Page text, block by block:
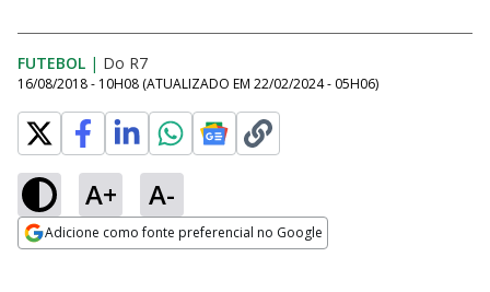
FUTEBOL | Do R7
16/08/2018 - 10H08 (ATUALIZADO EM 22/02/2024 - 05H06)
A+ A-
Adicione como fonte preferencial no Google